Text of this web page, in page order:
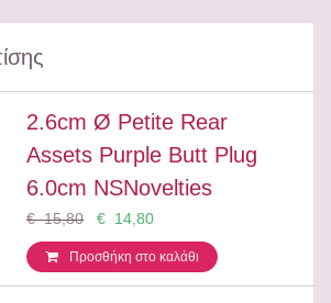
2.6cm Ø Petite Rear
Assets Purple Butt Plug
6.0cm NSNovelties
€ 15,80 € 14,80
Προσθήκη στο καλάθι